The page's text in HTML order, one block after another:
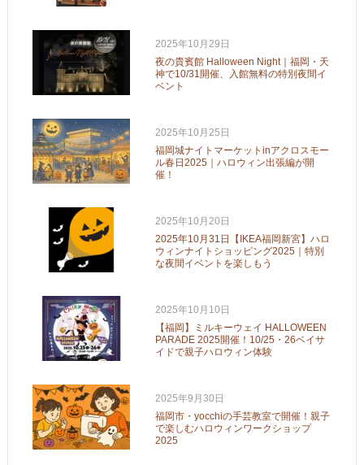
2025年10月29日
夜の貴賓館 Halloween Night｜福岡・天
神で10/31開催、入館無料の特別夜間イ
ベント
2025年10月25日
福岡城ナイトマーケットinアクロスモー
ル春日2025｜ハロウィン出張編が開
催！
2025年10月20日
2025年10月31日【IKEA福岡新宮】ハロ
ウィンナイトショッピング2025｜特別
な夜間イベントを楽しもう
2025年10月10日
【福岡】ミルキーウェイ HALLOWEEN
PARADE 2025開催！10/25・26ベイサ
イドで親子ハロウィン体験
2025年9月30日
福岡市・yocchiの手芸教室で開催！親子
で楽しむハロウィンワークショップ
2025